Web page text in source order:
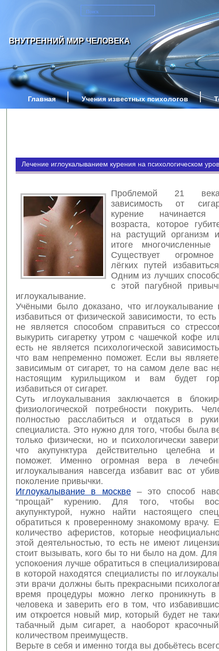
ВНУТРЕННИЙ МИР ЧЕЛОВЕКА
Главная Учения известных психологов
Лечение иглоукалыванием курения на психологическом
Проблемой 21
зависимость от
курение
возраста, которое
на растущий организм
итоге многочисленные
Существует огромное
лёгких путей
Одним из лучших
с этой пагубной
иглоукалывание.
Учёными было доказано, что иглоукалывание
избавиться от физической зависимости, то
не является способом справиться со
выкурить сигаретку утром с чашечкой кофе
есть не является психологической
что вам непременно поможет. Если вы
зависимым от сигарет, то на самом деле вас
настоящим курильщиком и вам будет
избавиться от сигарет.
Суть иглоукалывания заключается в
физиологической потребности покурить.
полностью расслабиться и отдаться в
специалиста. Это нужно для того, чтобы была
только физически, но и психологически
что акупунктура действительно целебна и
поможет. Именно огромная вера в
иглоукалывания навсегда избавит вас от
поколение привычки.
Иглоукалывание в москве– это способ
“прощай” курению. Для того, чтобы
акупунктурой, нужно найти настоящего
обратиться к проверенному знакомому врачу.
количество аферистов, которые
этой деятельностью, то есть не имеют
стоит вызывать, кого бы то ни было на дом. Для
успокоения лучше обратиться в
в которой находятся специалисты по
эти врачи должны быть прекрасными
время процедуры можно легко проникнуть в
человека и заверить его в том, что
им откроется новый мир, который будет не
табачный дым сигарет, а наоборот
количеством преимуществ.
Верьте в себя и именно тогда вы добьётесь